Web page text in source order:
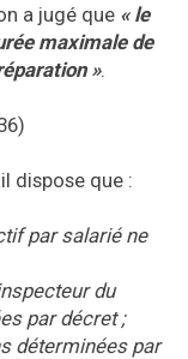
a jugé que « le
maximale de
».
dispose que :
par salarié ne
du
par décret ;
déterminées par